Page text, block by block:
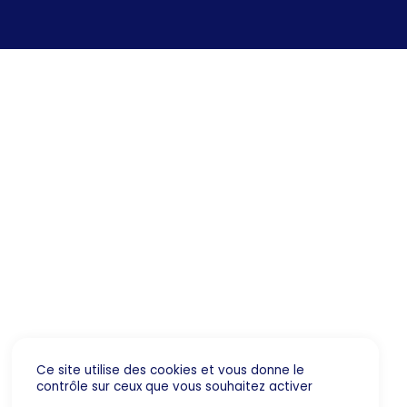
Ce site utilise des cookies et vous donne le
contrôle sur ceux que vous souhaitez activer